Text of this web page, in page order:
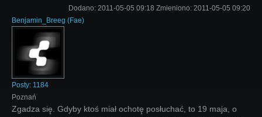
Dodano: 2011-05-05 09:18 Zmieniono: 2011-05-05 09:20
Benjamin_Breeg (Fae)
Posty: 1184
Poznań
Zgadza się. Gdyby ktoś miał ochotę posłuchać, to 19 maja, o